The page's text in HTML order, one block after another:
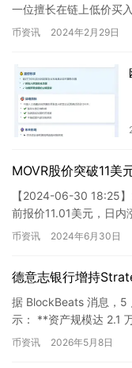
一位擅长在链上低价买
据数据显示，过去一个
币资讯 2024年2月29日
MOVR股价突破11美元
【2024-06-30 18:25
前报价11.01美元，日
资者做好风险控制。 这
币资讯 2024年6月30日
德意志银行增持
据 BlockBeats 消息，5
示： **资产规模达 2.1
A…
币资讯 2026年5月8日